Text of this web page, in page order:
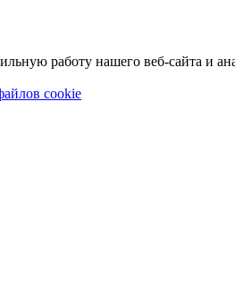
работу нашего веб-сайта и
cookie